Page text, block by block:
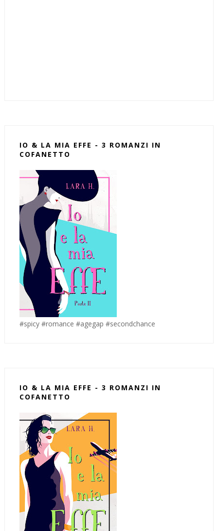
IO & LA MIA EFFE - 3 ROMANZI IN
COFANETTO
#spicy #romance #agegap #secondchance
IO & LA MIA EFFE - 3 ROMANZI IN
COFANETTO